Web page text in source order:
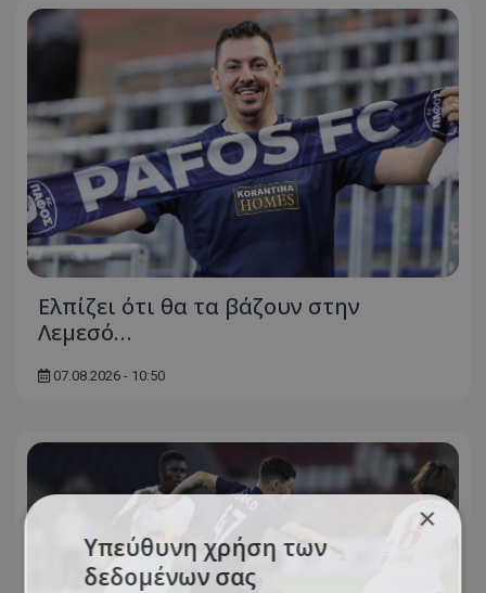
Ελπίζει ότι θα τα βάζουν στην
Λεμεσό…
07.08.2026 - 10:50
×
Υπεύθυνη χρήση των
δεδομένων σας